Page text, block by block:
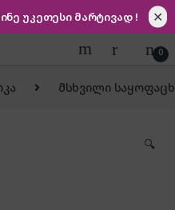
უკეთესი მარტივად ! ✕
0
მსხვილი
🔍